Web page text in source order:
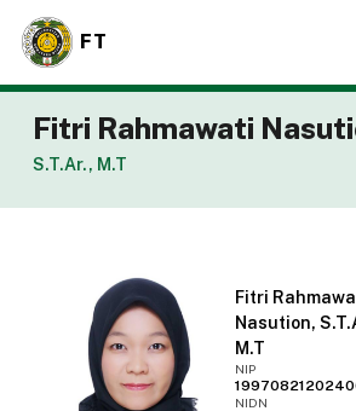
FT
Fitri Rahmawati
S.T.Ar., M.T
Fitri
Nasution,
M.T
NIP
NIDN